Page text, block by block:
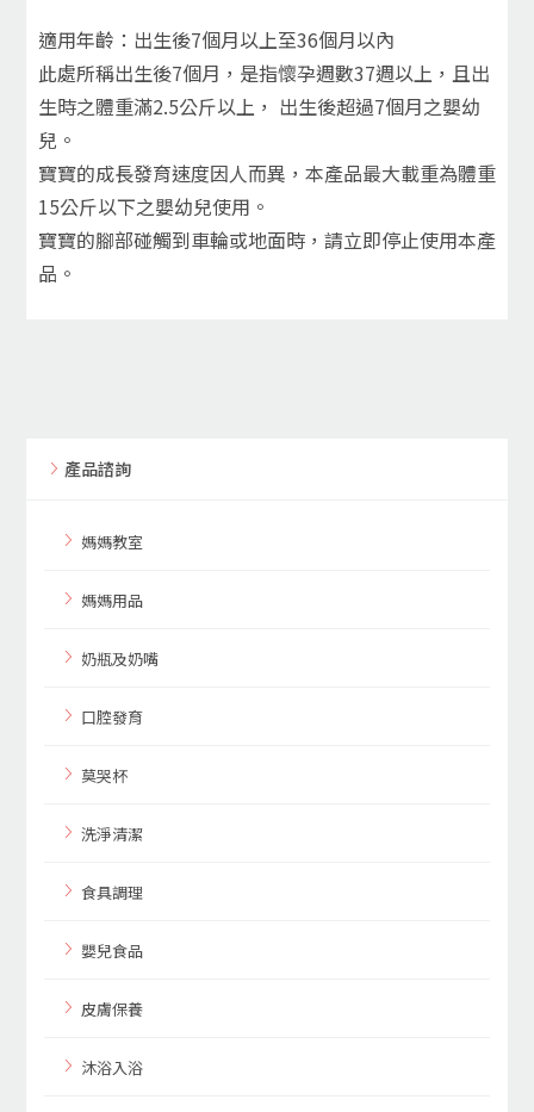
適用年齡：出生後7個月以上至36個月以內
此處所稱出生後7個月，是指懷孕週數37週以上，且出
生時之體重滿2.5公斤以上， 出生後超過7個月之嬰幼
兒。
寶寶的成長發育速度因人而異，本產品最大載重為體重
15公斤以下之嬰幼兒使用。
寶寶的腳部碰觸到車輪或地面時，請立即停止使用本產
品。
產品諮詢
媽媽教室
媽媽用品
奶瓶及奶嘴
口腔發育
莫哭杯
洗淨清潔
食具調理
嬰兒食品
皮膚保養
沐浴入浴